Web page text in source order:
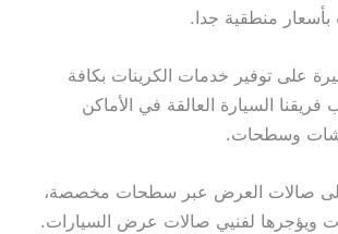
منطقية جدا.
على توفير خدمات الكرينات بكافة
فريقنا السيارة العالقة في الأماكن
وسطحات.
إلى صالات العرض عبر سطحات مخصصة،
ويؤجرها لفنيي صالات عرض السيارات.